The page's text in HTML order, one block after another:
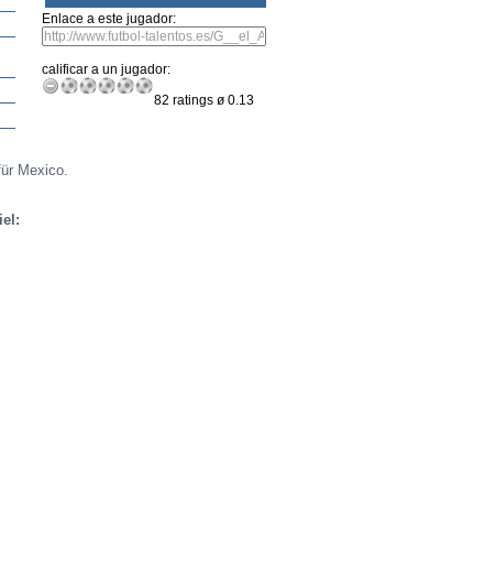
Enlace a este jugador:
calificar a un jugador:
82 ratings ø 0.13
Mexico.